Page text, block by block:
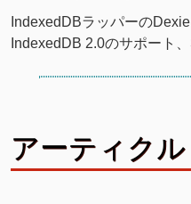
IndexedDBラッパーの
IndexedDB 2.0のサポート
アーティクル